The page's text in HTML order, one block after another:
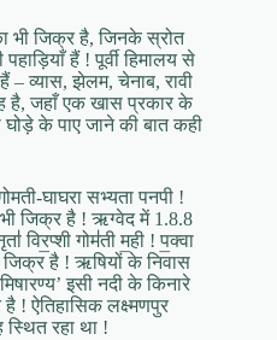
भी जिक्र है, जिनके स्रोत
हैं ! पूर्वी हिमालय से
– व्यास, झेलम, चेनाब, रावी
है, जहाँ एक खास प्रकार के
घोड़े के पाए जाने की बात कही
घाघरा सभ्यता पनपी !
जिक्र है ! ऋग्वेद में 1.8.8
विर॒प्शी गोम॑ती म॒ही ! प॒क्वा
जिक्र है ! ऋषियों के निवास
इसी नदी के किनारे
! ऐतिहासिक लक्ष्मणपुर
रहा था !